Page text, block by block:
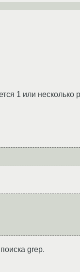
1 или несколько
grep.